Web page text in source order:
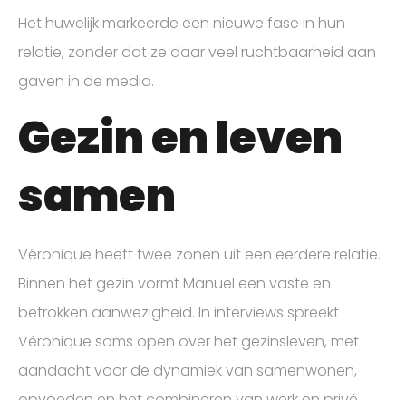
Het huwelijk markeerde een nieuwe fase in hun
relatie, zonder dat ze daar veel ruchtbaarheid aan
gaven in de media.
Gezin en leven
samen
Véronique heeft twee zonen uit een eerdere relatie.
Binnen het gezin vormt Manuel een vaste en
betrokken aanwezigheid. In interviews spreekt
Véronique soms open over het gezinsleven, met
aandacht voor de dynamiek van samenwonen,